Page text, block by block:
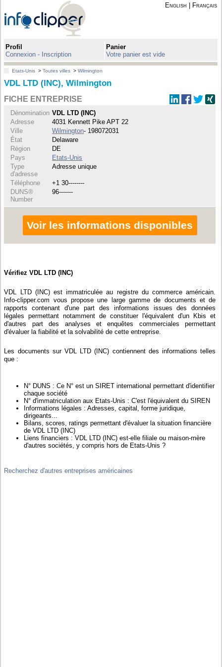
English Français
Profil
Connexion - Inscription
Panier
Votre panier est vide
Etats-Unis >Toutes villes >Wilmington
VDL LTD (INC), Wilmington
FICHE ENTREPRISE
Dénomination VDL LTD (INC)
Adresse
4031 Kennett Pike APT 22
Ville
Wilmington- 198072031
État
Delaware
Région
DE
Pays
Etats-Unis
Type
d'adresse
Adresse unique
Téléphone
+1 30--------
DUNS®
Number
96-------
Voir les informations disponibles
Vérifiez VDL LTD (INC)
VDL LTD (INC) est immatriculée au registre du commerce américain.
Info-clipper.com vous propose une large gamme de documents et de
rapports contenant d'une part des informations issues des données
légales permettant notamment de constituer l'équivalent d'un Kbis et
d'autres part des analyses et enquêtes commerciales permettant
d'évaluer la fiabilité et la solvabilité de cette entreprise.
Les documents sur VDL LTD (INC) contiennent des informations telles
que :
N° DUNS : Ce N° est un SIRET international permettant d'identifier
chaque société
N° d'immatriculation aux Etats-Unis : C'est l'équivalent du SIREN
Informations légales : Adresses, capital, forme juridique,
dirigeants...
Bilans, scores, ratings permettant d'évaluer la situation financière
de VDL LTD (INC)
Liens financiers : VDL LTD (INC) est-elle filiale ou maison-mère
d'autres sociétés, y compris hors de Etats-Unis ?
Recherchez d'autres entreprises américaines